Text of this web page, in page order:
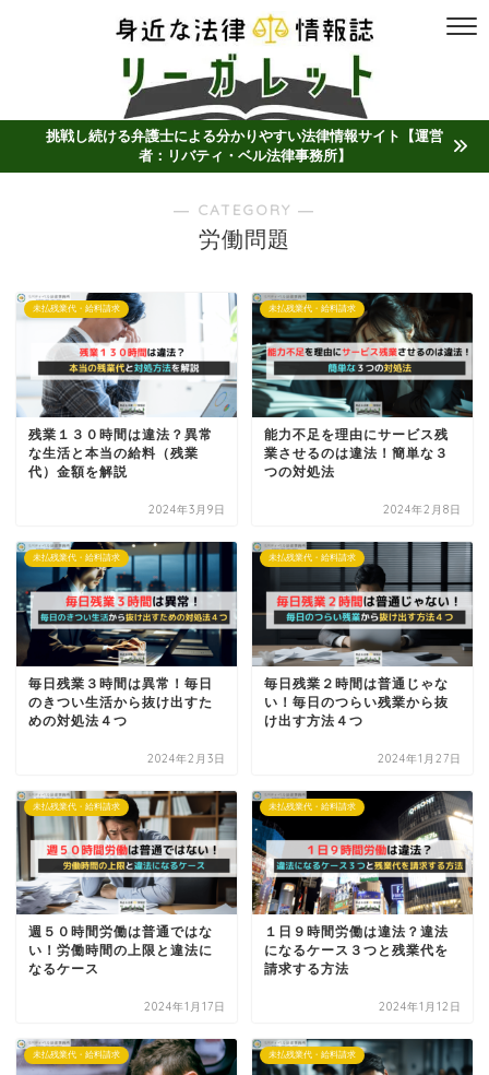
挑戦し続ける弁護士による分かりやすい法律情報サイト【運営
者：リバティ・ベル法律事務所】
― CATEGORY ―
労働問題
未払残業代・給料請求
残業１３０時間は違法？異常
な生活と本当の給料（残業
代）金額を解説
2024年3月9日
未払残業代・給料請求
能力不足を理由にサービス残
業させるのは違法！簡単な３
つの対処法
2024年2月8日
未払残業代・給料請求
毎日残業３時間は異常！毎日
のきつい生活から抜け出すた
めの対処法４つ
2024年2月3日
未払残業代・給料請求
毎日残業２時間は普通じゃな
い！毎日のつらい残業から抜
け出す方法４つ
2024年1月27日
未払残業代・給料請求
週５０時間労働は普通ではな
い！労働時間の上限と違法に
なるケース
2024年1月17日
未払残業代・給料請求
１日９時間労働は違法？違法
になるケース３つと残業代を
請求する方法
2024年1月12日
未払残業代・給料請求 未払残業代・給料請求